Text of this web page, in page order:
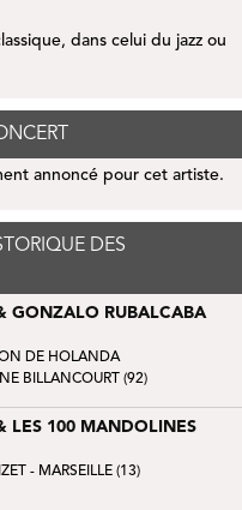
dans celui du jazz ou
annoncé pour cet artiste.
DES
GONZALO RUBALCABA
DE HOLANDA
BILLANCOURT (92)
LES 100 MANDOLINES
- MARSEILLE (13)